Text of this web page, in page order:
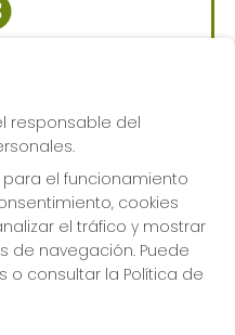
08-2026
responsable del
el funcionamiento
cookies
el tráfico y mostrar
de navegación. Puede
o consultar la Política de